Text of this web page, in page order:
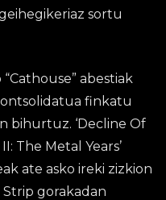
sortu
abestiak
finkatu
bihurtuz. ‘Decline Of
The Metal Years’
ate asko ireki zizkion
gorakadan